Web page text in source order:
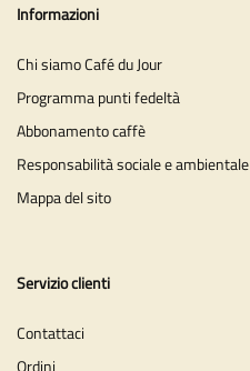
Informazioni
Chi siamo Café du Jour
Programma punti fedeltà
Abbonamento caffè
Responsabilità sociale e ambientale
Mappa del sito
Servizio clienti
Contattaci
Ordini